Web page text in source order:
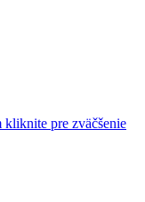
kliknite pre zväčšenie